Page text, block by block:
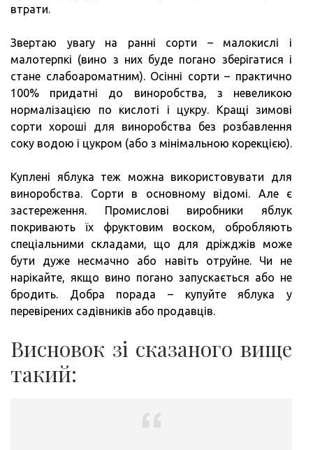
втрати.
Звертаю увагу на ранні сорти – малокислі і
малотерпкі (вино з них буде погано зберігатися і
стане слабоароматним). Осінні сорти – практично
100% придатні до виноробства, з невеликою
нормалізацією по кислоті і цукру. Кращі зимові
сорти хороші для виноробства без розбавлення
соку водою і цукром (або з мінімальною корекцією).
Куплені яблука теж можна використовувати для
виноробства. Сорти в основному відомі. Але є
застереження. Промислові виробники яблук
покривають їх фруктовим воском, обробляють
спеціальними складами, що для дріжджів може
бути дуже несмачно або навіть отруйне. Чи не
нарікайте, якщо вино погано запускається або не
бродить. Добра порада – купуйте яблука у
перевірених садівників або продавців.
Висновок зі сказаного вище
такий: